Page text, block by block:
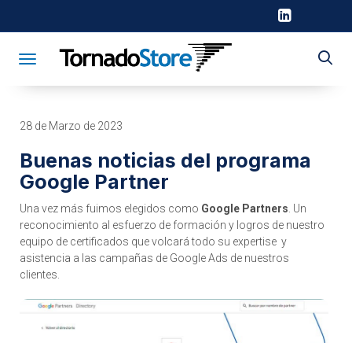
Toggle navigation
28 de Marzo de 2023
Buenas noticias del programa
Google Partner
Una vez más fuimos elegidos como Google Partners . Un
reconocimiento al esfuerzo de formación y logros de nuestro
equipo de certificados que volcará todo su expertise y
asistencia a las campañas de Google Ads de nuestros
clientes.